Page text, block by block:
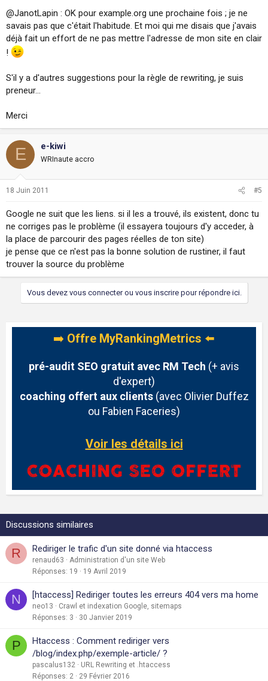
@JanotLapin : OK pour example.org une prochaine fois ; je ne
savais pas que c'était l'habitude. Et moi qui me disais que j'avais
déjà fait un effort de ne pas mettre l'adresse de mon site en clair
!
S'il y a d'autres suggestions pour la règle de rewriting, je suis
preneur...
Merci
E e-kiwi
WRInaute accro
18 Juin 2011 #5
Google ne suit que les liens. si il les a trouvé, ils existent, donc tu
ne corriges pas le problème (il essayera toujours d'y acceder, à
la place de parcourir des pages réelles de ton site)
je pense que ce n'est pas la bonne solution de rustiner, il faut
trouver la source du problème
Vous devez vous connecter ou vous inscrire pour répondre ici.
➡️ Offre MyRankingMetrics ⬅️
pré-audit SEO gratuit avec RM Tech (+ avis
d'expert)
coaching offert aux clients(avec Olivier Duffez
ou Fabien Faceries)
Voir les détails ici
Discussions similaires
R Rediriger le trafic d'un site donné via htaccess
renaud63
Administration d'un site Web
Réponses 19 19 Avril 2019
N [htaccess] Rediriger toutes les erreurs 404 vers ma home
neo13
Crawl et indexation Google, sitemaps
Réponses 3 30 Janvier 2019
P
Htaccess : Comment rediriger vers
/blog/index.php/exemple-article/ ?
pascalus132
URL Rewriting et .htaccess
Réponses 2 29 Février 2016